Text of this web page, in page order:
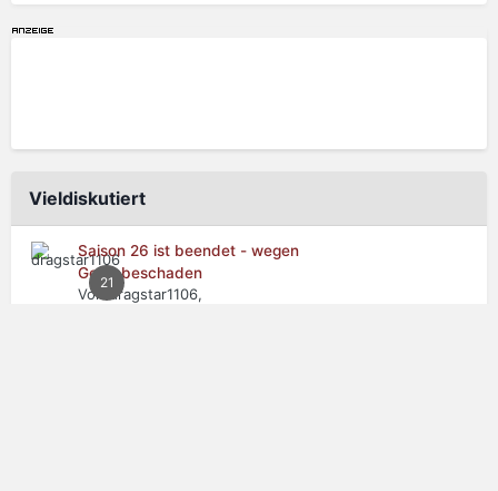
Vieldiskutiert
21
Saison 26 ist beendet - wegen
Getriebeschaden
Von dragstar1106,